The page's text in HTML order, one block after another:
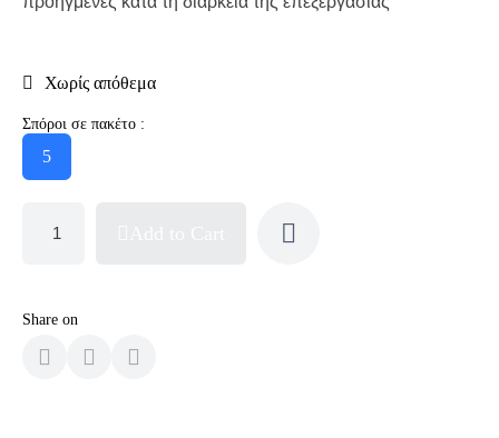
Χωρίς απόθεμα
Σπόροι σε πακέτο :
5
Share on